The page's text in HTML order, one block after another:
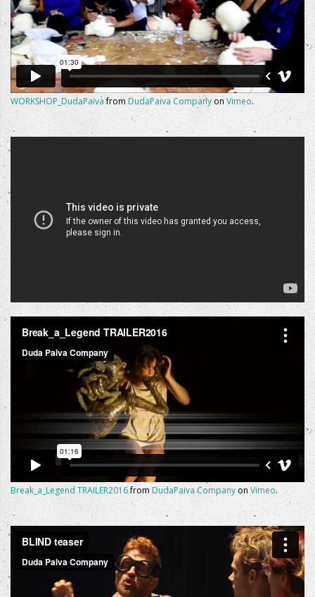
WORKSHOP_DudaPaivafrom DudaPaiva Company on Vimeo.
Break_a_Legend TRAILER2016from DudaPaiva Company on Vimeo.